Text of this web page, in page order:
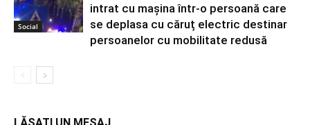
Social
intrat cu mașina într-o persoană care
se deplasa cu căruț electric destinar
persoanelor cu mobilitate redusă